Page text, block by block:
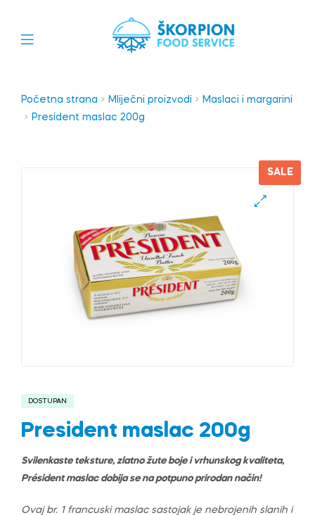
Početna strana Mliječni proizvodi
Maslaci i margarini
President maslac 200g
SALE
DOSTUPAN
President maslac 200g
Svilenkaste teksture, zlatno žute boje i vrhunskog kvaliteta,
Président maslac dobija se na potpuno prirodan način!
Ovaj br. 1 francuski maslac sastojak je nebrojenih slanih i